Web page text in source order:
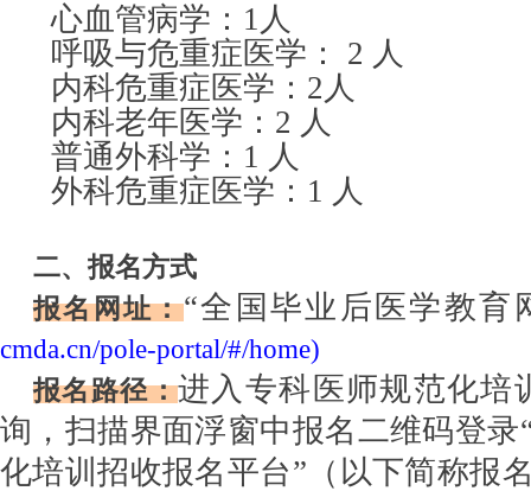
心血管病学：1人
呼吸与危重症医学： 2 人
内科危重症医学：2人
内科老年医学：2 人
普通外科学：1 人
外科危重症医学：1 人
二、 报名方式
报名网址：“全国毕业后医学教育
cmda.cn/pole-portal/#/home)
报名路径：进入专科医师规范化培
询，扫描界面浮窗中报名二维码登录
化培训招收报名平台”（以下简称报